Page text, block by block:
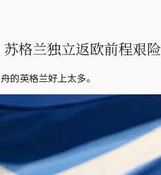
格兰独立返欧前程艰险
的英格兰好上太多。